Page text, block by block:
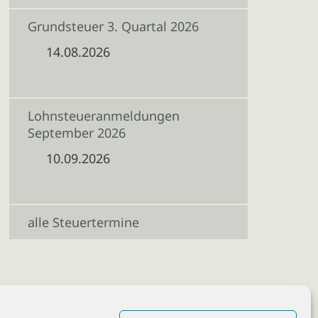
Grundsteuer 3. Quartal 2026
14.08.2026
Lohnsteueranmeldungen
September 2026
10.09.2026
alle Steuertermine